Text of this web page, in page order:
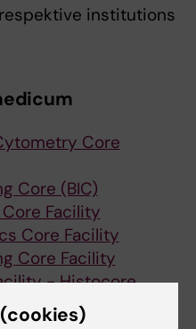
institutions
Core
Core (BIC)
Facility
Core Facility
Core Facility
- Histocore
Engineering